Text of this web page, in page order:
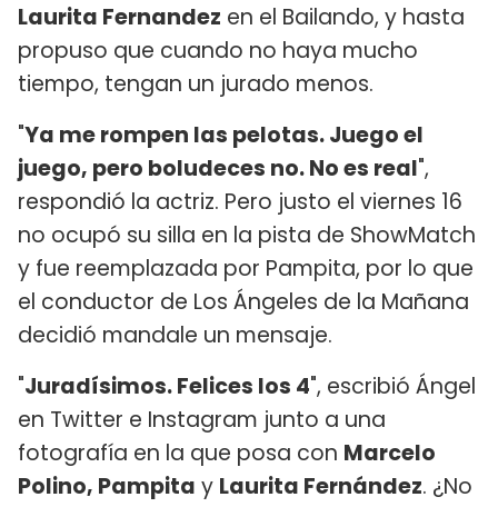
Laurita Fernandez en el Bailando, y hasta
propuso que cuando no haya mucho
tiempo, tengan un jurado menos.
"Ya me rompen las pelotas. Juego el
juego, pero boludeces no. No es real",
respondió la actriz. Pero justo el viernes 16
no ocupó su silla en la pista de ShowMatch
y fue reemplazada por Pampita, por lo que
el conductor de Los Ángeles de la Mañana
decidió mandale un mensaje.
"Juradísimos. Felices los 4", escribió Ángel
en Twitter e Instagram junto a una
fotografía en la que posa con Marcelo
Polino, Pampita y Laurita Fernández. ¿No